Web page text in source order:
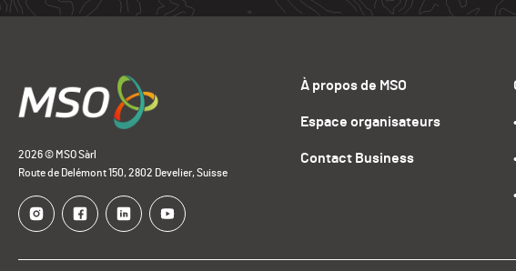
2026 © MSO Sàrl
Route de Delémont 150, 2802 Develier, Suisse
À propos de MSO
Espace organisateurs
Contact Business